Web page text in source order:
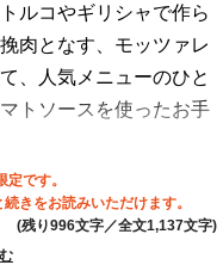
ルコやギリシャで作ら
肉となす、モッツァレ
、人気メニューのひと
トソースを使ったお手
です。
続きをお読みいただけます。
(残り996文字／全文1,137文字)